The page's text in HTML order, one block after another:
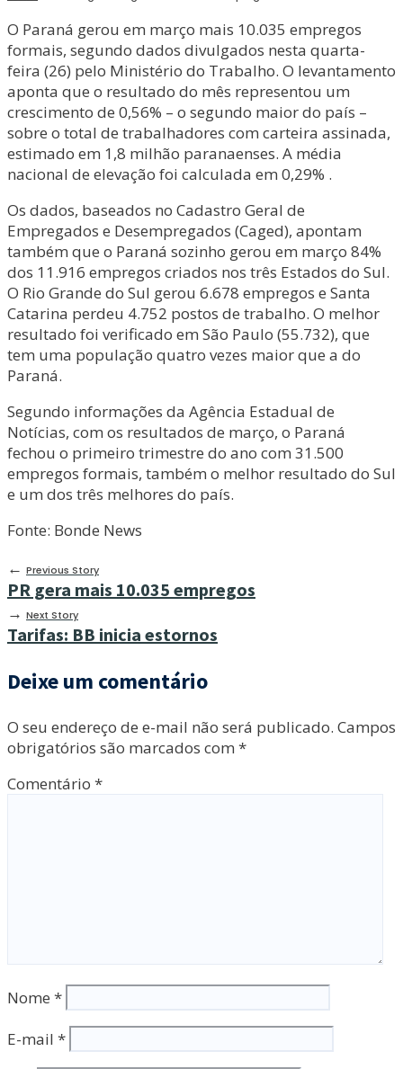
O Paraná gerou em março mais 10.035 empregos
formais, segundo dados divulgados nesta quarta-
feira (26) pelo Ministério do Trabalho. O levantamento
aponta que o resultado do mês representou um
crescimento de 0,56% – o segundo maior do país –
sobre o total de trabalhadores com carteira assinada,
estimado em 1,8 milhão paranaenses. A média
nacional de elevação foi calculada em 0,29% .
Os dados, baseados no Cadastro Geral de
Empregados e Desempregados (Caged), apontam
também que o Paraná sozinho gerou em março 84%
dos 11.916 empregos criados nos três Estados do Sul.
O Rio Grande do Sul gerou 6.678 empregos e Santa
Catarina perdeu 4.752 postos de trabalho. O melhor
resultado foi verificado em São Paulo (55.732), que
tem uma população quatro vezes maior que a do
Paraná.
Segundo informações da Agência Estadual de
Notícias, com os resultados de março, o Paraná
fechou o primeiro trimestre do ano com 31.500
empregos formais, também o melhor resultado do Sul
e um dos três melhores do país.
Fonte: Bonde News
← Previous Story
PR gera mais 10.035 empregos
→ Next Story
Tarifas: BB inicia estornos
Deixe um comentário
O seu endereço de e-mail não será publicado. Campos
obrigatórios são marcados com *
Comentário *
Nome *
E-mail *